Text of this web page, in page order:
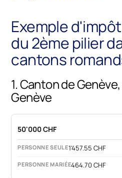
Exemple
du 2ème pilier
cantons
1. Canton de
Genève
50'000 CHF
1'457.55 CHF
464.70 CHF